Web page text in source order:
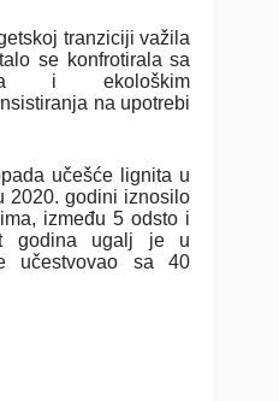
tranziciji važila
se konfrotirala sa
i ekološkim
na upotrebi
učešće lignita u
2020. godini iznosilo
između 5 odsto i
godina ugalj je u
učestvovao sa 40